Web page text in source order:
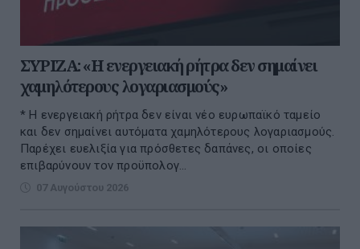
ΣΥΡΙΖΑ: «Η ενεργειακή ρήτρα δεν σημαίνει
χαμηλότερους λογαριασμούς»
* Η ενεργειακή ρήτρα δεν είναι νέο ευρωπαϊκό ταμείο
και δεν σημαίνει αυτόματα χαμηλότερους λογαριασμούς.
Παρέχει ευελιξία για πρόσθετες δαπάνες, οι οποίες
επιβαρύνουν τον προϋπολογ...
07 Αυγούστου 2026